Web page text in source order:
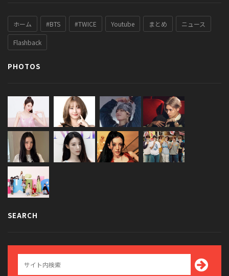
ホーム #BTS #TWICE Youtube まとめ ニュース
Flashback
PHOTOS
SEARCH